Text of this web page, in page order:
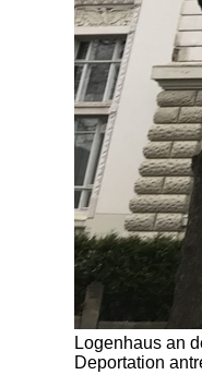
Logenhaus an
Deportation